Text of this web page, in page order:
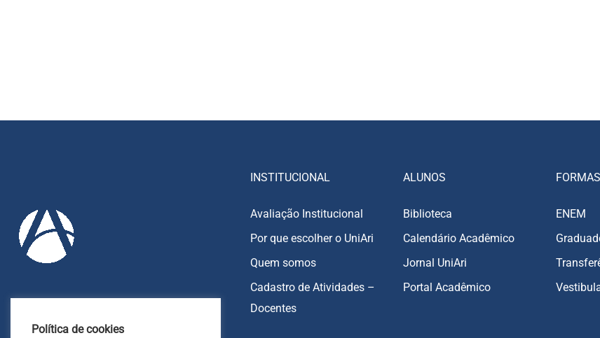
85 9213-7151
INSTITUCIONAL
Avaliação Institucional
Por que escolher o UniAri
Quem somos
Cadastro de Atividades –
Docentes
ALUNOS
Biblioteca
Calendário Acadêmico
Jornal UniAri
Portal Acadêmico
ENEM
Política de cookies